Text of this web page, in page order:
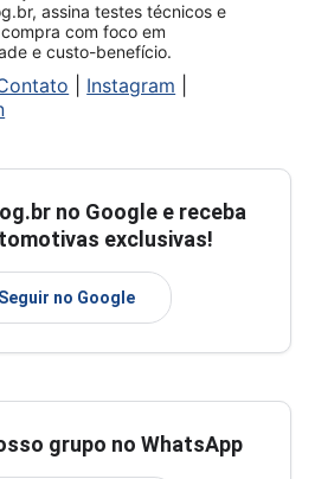
assina testes técnicos e
com foco em
e custo-benefício.
Instagram
no Google e receba
exclusivas!
Seguir no Google
grupo no WhatsApp